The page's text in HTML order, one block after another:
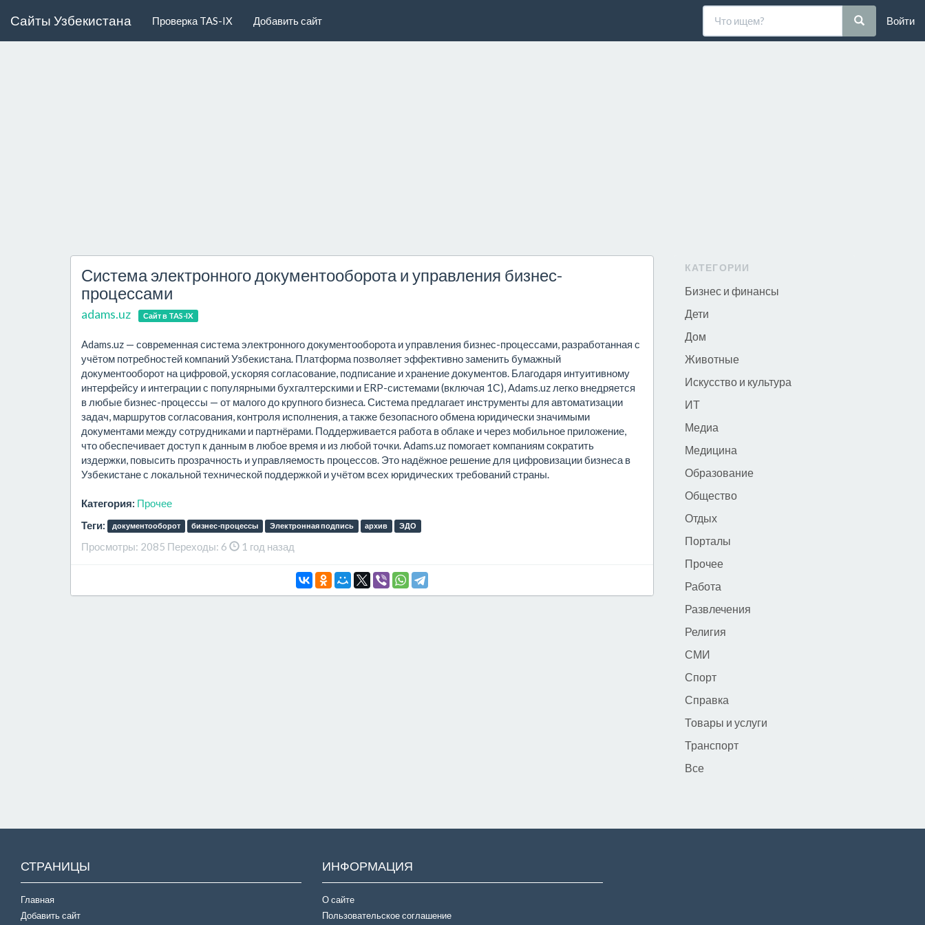
Сайты Узбекистана Проверка TAS-IX Добавить сайт Войти
Система электронного документооборота и управления бизнес-
процессами
adams.uz Сайт в TAS-IX
Adams.uz — современная система электронного документооборота и управления бизнес-процессами, разработанная с
учётом потребностей компаний Узбекистана. Платформа позволяет эффективно заменить бумажный
документооборот на цифровой, ускоряя согласование, подписание и хранение документов. Благодаря интуитивному
интерфейсу и интеграции с популярными бухгалтерскими и ERP-системами (включая 1С), Adams.uz легко внедряется
в любые бизнес-процессы — от малого до крупного бизнеса. Система предлагает инструменты для автоматизации
задач, маршрутов согласования, контроля исполнения, а также безопасного обмена юридически значимыми
документами между сотрудниками и партнёрами. Поддерживается работа в облаке и через мобильное приложение,
что обеспечивает доступ к данным в любое время и из любой точки. Adams.uz помогает компаниям сократить
издержки, повысить прозрачность и управляемость процессов. Это надёжное решение для цифровизации бизнеса в
Узбекистане с локальной технической поддержкой и учётом всех юридических требований страны.
Категория: Прочее
Теги:
документооборот бизнес-процессы Электронная подпись архив ЭДО
Просмотры: 2085 Переходы: 6 1 год назад
КАТЕГОРИИ
Бизнес и финансы
Дети
Дом
Животные
Искусство и культура
ИТ
Медиа
Медицина
Образование
Общество
Отдых
Порталы
Прочее
Работа
Развлечения
Религия
СМИ
Спорт
Справка
Товары и услуги
Транспорт
Все
СТРАНИЦЫ
Главная
Добавить сайт
ИНФОРМАЦИЯ
О сайте
Пользовательское соглашение